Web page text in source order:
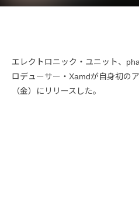
エレクトロニック・ユニット、
ロデューサー・Xamdが自身初の
（金）にリリースした。